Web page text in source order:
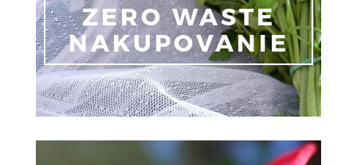
ZERO WASTE
NAKUPOVANIE